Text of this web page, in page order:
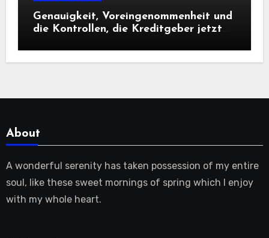
Genauigkeit, Voreingenommenheit und
die Kontrollen, die Kreditgeber jetzt
About
A wonderful serenity has taken possession of my entire
soul, like these sweet mornings of spring which I enjoy
with my whole heart.